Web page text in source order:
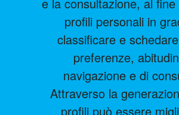
profili personali in
classificare e
preferenze,
navigazione e di
Attraverso la
profili può essere